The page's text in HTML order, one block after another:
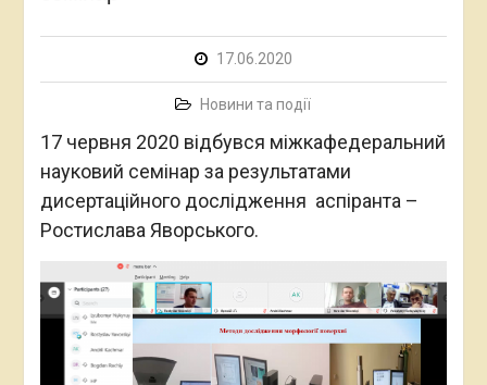
17.06.2020
Новини та події
17 червня 2020 відбувся міжкафедеральний
науковий семінар за результатами
дисертаційного дослідження аспіранта –
Ростислава Яворського.